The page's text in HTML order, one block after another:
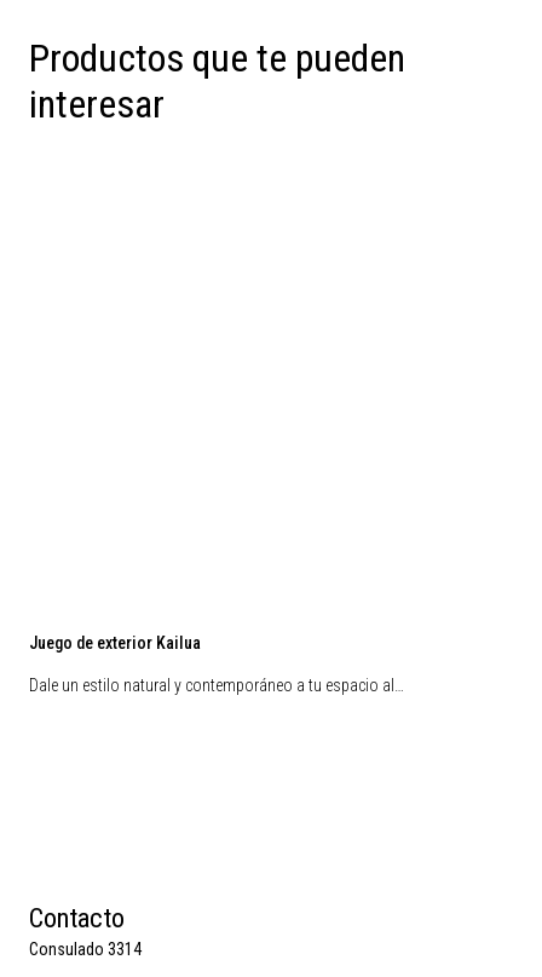
Productos que te pueden
interesar
Juego de exterior Kailua
Dale un estilo natural y contemporáneo a tu espacio al…
Contacto
Consulado 3314